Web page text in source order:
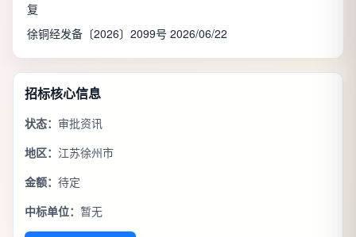
复
徐铜经发备〔2026〕2099号 2026/06/22
招标核心信息
状态： 审批资讯
地区： 江苏徐州市
金额： 待定
中标单位： 暂无